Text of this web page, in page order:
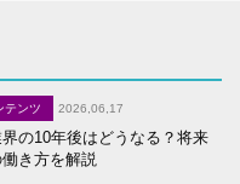
テンツ 2026,06,17
の10年後はどうなる？将来
き方を解説